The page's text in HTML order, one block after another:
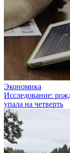
Экономика
Исследование:
упала на четверть